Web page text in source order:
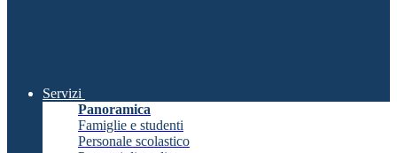
Servizi
Panoramica
Famiglie e studenti
Personale scolastico